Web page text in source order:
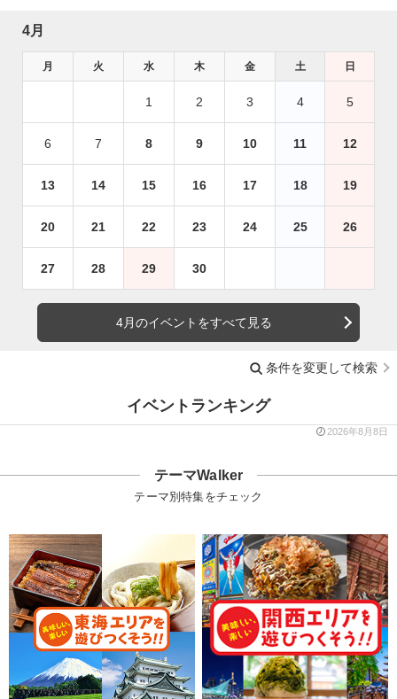
4月
月 火 水 木 金 土 日
1 2 3 4 5
6 7 8 9 10 11 12
13 14 15 16 17 18 19
20 21 22 23 24 25 26
27 28 29 30
4月のイベントをすべて見る
条件を変更して検索
イベントランキング
2026年8月8日
テーマWalker
テーマ別特集をチェック